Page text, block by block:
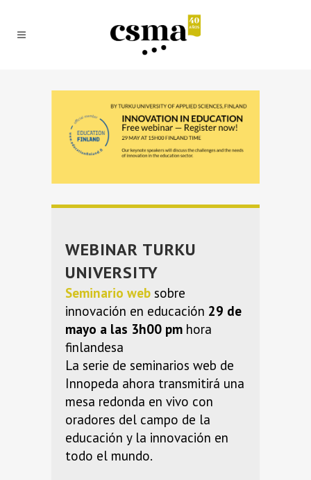
WEBINAR TURKU
UNIVERSITY
Seminario web sobre
innovación en educación 29 de
mayo a las 3h00 pm hora
finlandesa
La serie de seminarios web de
Innopeda ahora transmitirá una
mesa redonda en vivo con
oradores del campo de la
educación y la innovación en
todo el mundo.